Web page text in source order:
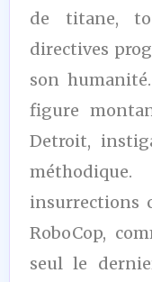
de titane,
directives
son
figure
Detroit,
insurrections
RoboCop,
seul le